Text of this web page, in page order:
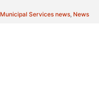
Municipal Services news News